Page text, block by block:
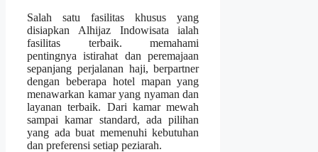
Salah satu fasilitas khusus yang
disiapkan Alhijaz Indowisata ialah
fasilitas terbaik. memahami
pentingnya istirahat dan peremajaan
sepanjang perjalanan haji, berpartner
dengan beberapa hotel mapan yang
menawarkan kamar yang nyaman dan
layanan terbaik. Dari kamar mewah
sampai kamar standard, ada pilihan
yang ada buat memenuhi kebutuhan
dan preferensi setiap peziarah.